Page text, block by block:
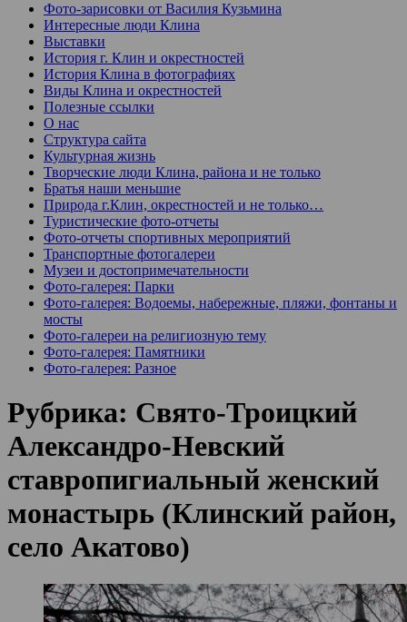
Фото-зарисовки от Василия Кузьмина
Интересные люди Клина
Выставки
История г. Клин и окрестностей
История Клина в фотографиях
Виды Клина и окрестностей
Полезные ссылки
О нас
Структура сайта
Культурная жизнь
Творческие люди Клина, района и не только
Братья наши меньшие
Природа г.Клин, окрестностей и не только…
Туристические фото-отчеты
Фото-отчеты спортивных мероприятий
Транспортные фотогалереи
Музеи и достопримечательности
Фото-галерея: Парки
Фото-галерея: Водоемы, набережные, пляжи, фонтаны и
мосты
Фото-галереи на религиозную тему
Фото-галерея: Памятники
Фото-галерея: Разное
Рубрика: Свято-Троицкий
Александро-Невский
ставропигиальный женский
монастырь (Клинский район,
село Акатово)